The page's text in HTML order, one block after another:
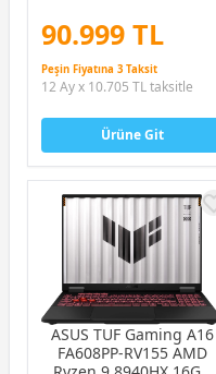
90.999 TL
Peşin Fiyatına 3 Taksit
12 Ay x 10.705 TL taksitle
Ürüne Git
ASUS TUF Gaming A16
FA608PP-RV155 AMD